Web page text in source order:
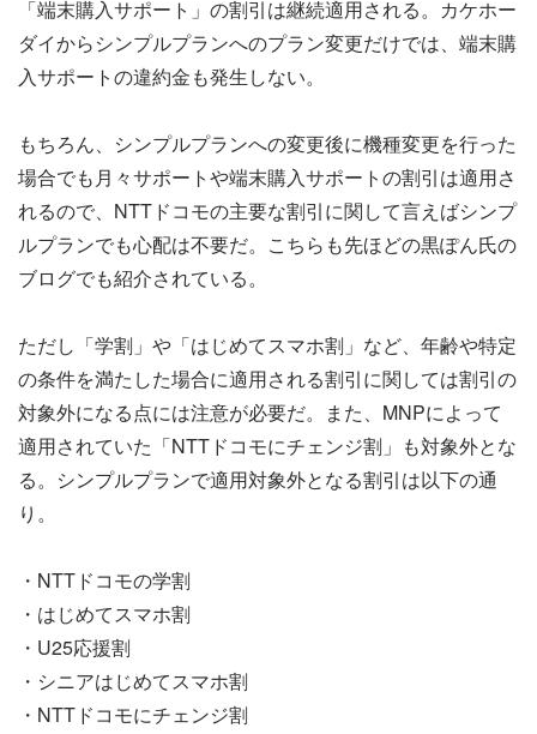
「端末購入サポート」の割引は継続適用される。カケホー
ダイからシンプルプランへのプラン変更だけでは、端末購
入サポートの違約金も発生しない。
もちろん、シンプルプランへの変更後に機種変更を行った
場合でも月々サポートや端末購入サポートの割引は適用さ
れるので、NTTドコモの主要な割引に関して言えばシンプ
ルプランでも心配は不要だ。こちらも先ほどの黒ぽん氏の
ブログでも紹介されている。
ただし「学割」や「はじめてスマホ割」など、年齢や特定
の条件を満たした場合に適用される割引に関しては割引の
対象外になる点には注意が必要だ。また、MNPによって
適用されていた「NTTドコモにチェンジ割」も対象外とな
る。シンプルプランで適用対象外となる割引は以下の通
り。
・NTTドコモの学割
・はじめてスマホ割
・U25応援割
・シニアはじめてスマホ割
・NTTドコモにチェンジ割